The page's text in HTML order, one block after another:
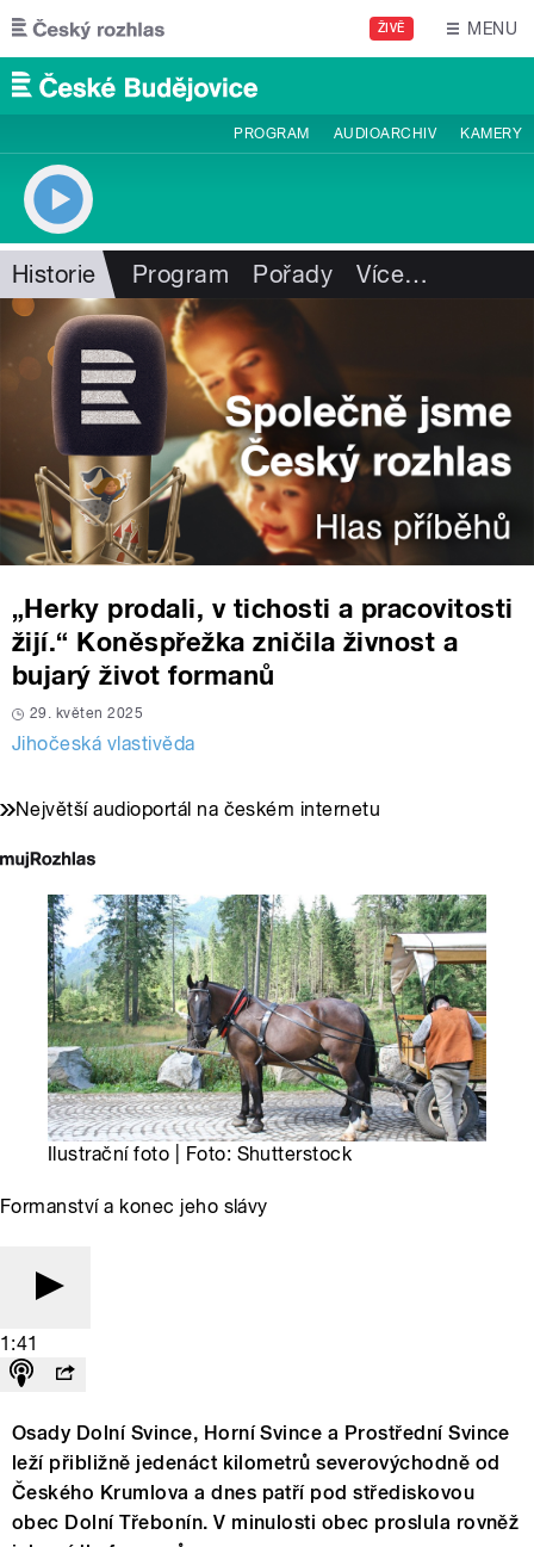
Přejít k hlavnímu obsahu
ŽIVĚ MENU
PROGRAM AUDIOARCHIV KAMERY
Historie Program Pořady Více…
„Herky prodali, v tichosti a pracovitosti
žijí.“ Koněspřežka zničila živnost a
bujarý život formanů
29. květen 2025
Jihočeská vlastivěda
Největší audioportál na českém internetu
Ilustrační foto | Foto: Shutterstock
Formanství a konec jeho slávy
1:41
Osady Dolní Svince, Horní Svince a Prostřední Svince
leží přibližně jedenáct kilometrů severovýchodně od
Českého Krumlova a dnes patří pod střediskovou
obec Dolní Třebonín. V minulosti obec proslula rovněž